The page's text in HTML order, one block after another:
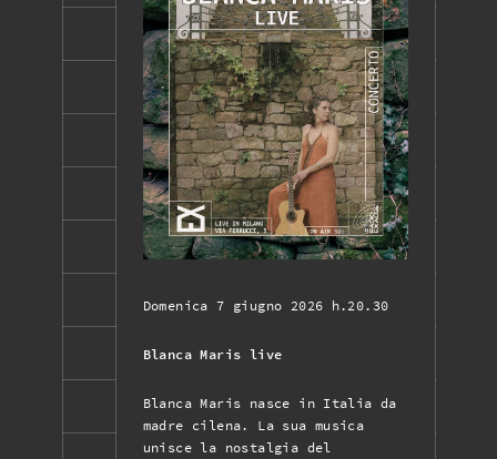
Domenica 7 giugno 2026 h.20.30
Blanca Maris live
Blanca Maris nasce in Italia da
madre cilena. La sua musica
unisce la nostalgia del